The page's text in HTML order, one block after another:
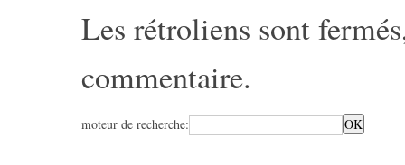
Les rétroliens sont
commentaire.
moteur de recherche: